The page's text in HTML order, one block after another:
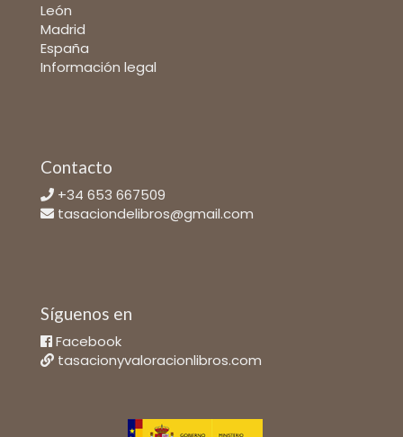
León
Madrid
España
Información legal
Contacto
+34 653 667509
tasaciondelibros@gmail.com
Síguenos en
Facebook
tasacionyvaloracionlibros.com